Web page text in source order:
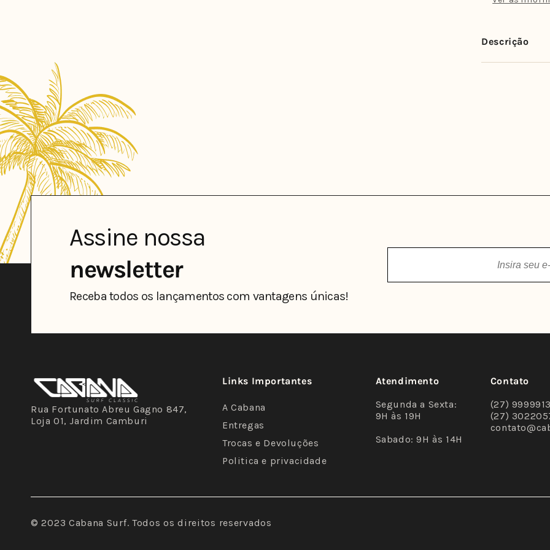
Olive
Descrição
Assine nossa
newsletter
Receba todos os lançamentos com vantagens únicas!
Rua Fortunato Abreu Gagno 847,
Loja 01, Jardim Camburi
Links Importantes
A Cabana
Entregas
Trocas e Devoluções
Politica e privacidade
Atendimento
Segunda a Sexta:
9H às 19H
Sabado: 9H às 14H
Contato
(27)
(27)
© 2023 Cabana Surf. Todos os direitos reservados